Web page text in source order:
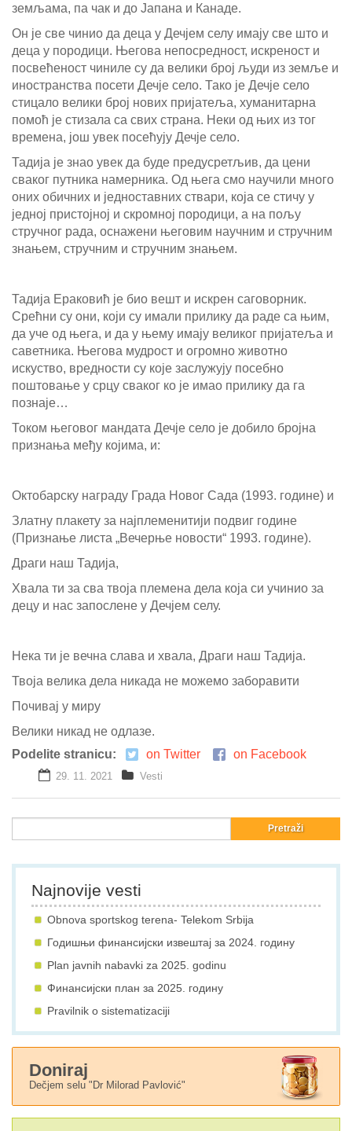
земљама, па чак и до Јапана и Канаде.
Он је све чинио да деца у Дечјем селу имају све што и
деца у породици. Његова непосредност, искреност и
посвећеност чиниле су да велики број људи из земље и
иностранства посети Дечје село. Тако је Дечје село
стицало велики број нових пријатеља, хуманитарна
помоћ је стизала са свих страна. Неки од њих из тог
времена, још увек посећују Дечје село.
Тадија је знао увек да буде предусретљив, да цени
сваког путника намерника. Од њега смо научили много
оних обичних и једноставних ствари, која се стичу у
једној пристојној и скромној породици, а на пољу
стручног рада, оснажени његовим научним и стручним
знањем, стручним и стручним знањем.
Тадија Ераковић је био вешт и искрен саговорник.
Срећни су они, који су имали прилику да раде са њим,
да уче од њега, и да у њему имају великог пријатеља и
саветника. Његова мудрост и огромно животно
искуство, вредности су које заслужују посебно
поштовање у срцу сваког ко је имао прилику да га
познаје…
Током његовог мандата Дечје село је добило бројна
признања међу којима, и:
Октобарску награду Града Новог Сада (1993. године) и
Златну плакету за најплеменитији подвиг године
(Признање листа „Вечерње новости“ 1993. године).
Драги наш Тадија,
Хвала ти за сва твоја племена дела која си учинио за
децу и нас запослене у Дечјем селу.
Нека ти је вечна слава и хвала, Драги наш Тадија.
Твоја велика дела никада не можемо заборавити
Почивај у миру
Велики никад не одлазе.
Podelite stranicu:
on Twitter on Facebook
29. 11. 2021 Vesti
Najnovije vesti
Obnova sportskog terena- Telekom Srbija
Годишњи финансијски извештај за 2024. годину
Plan javnih nabavki za 2025. godinu
Финансијски план за 2025. годину
Pravilnik o sistematizaciji
Doniraj
Dečjem selu "Dr Milorad Pavlović"